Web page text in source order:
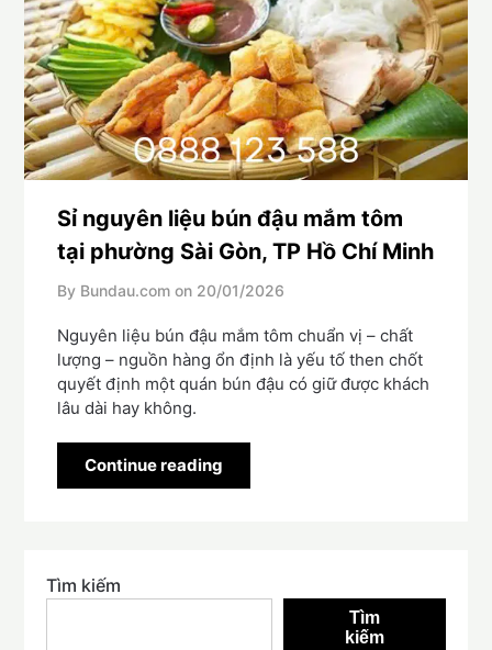
Sỉ nguyên liệu bún đậu mắm tôm
tại phường Sài Gòn, TP Hồ Chí Minh
By Bundau.com on 20/01/2026
Nguyên liệu bún đậu mắm tôm chuẩn vị – chất
lượng – nguồn hàng ổn định là yếu tố then chốt
quyết định một quán bún đậu có giữ được khách
lâu dài hay không.
Continue reading
Tìm kiếm
Tìm
kiếm